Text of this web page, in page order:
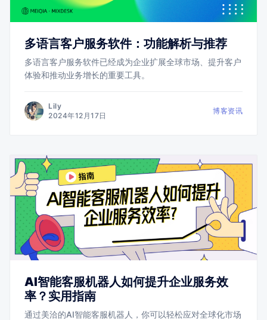
多语言客户服务软件：功能解析与推荐
多语言客户服务软件已经成为企业扩展全球市场、提升客户
体验和推动业务增长的重要工具。
Lily
2024年12月17日
博客资讯
AI智能客服机器人如何提升企业服务效
率？实用指南
通过美洽的AI智能客服机器人，你可以轻松应对全球化市场